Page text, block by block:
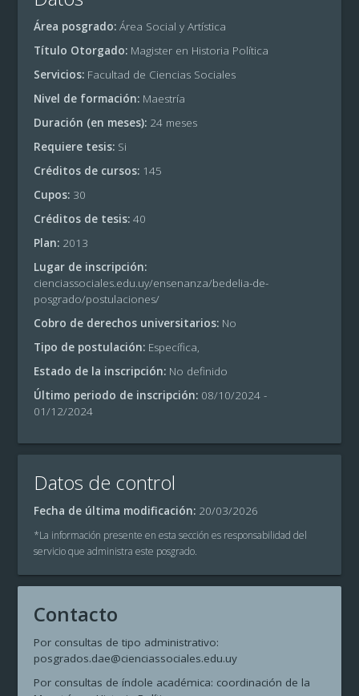
Área posgrado: Área Social y Artística
Título Otorgado: Magister en Historia Política
Servicios: Facultad de Ciencias Sociales
Nivel de formación: Maestría
Duración (en meses): 24 meses
Requiere tesis: Si
Créditos de cursos: 145
Cupos: 30
Créditos de tesis:40
Plan: 2013
Lugar de inscripción:
cienciassociales.edu.uy/ensenanza/bedelia-de-
posgrado/postulaciones/
Cobro de derechos universitarios: No
Tipo de postulación: Específica,
Estado de la inscripción: No definido
Último periodo de inscripción: 08/10/2024 -
01/12/2024
Datos de control
Fecha de última modificación: 20/03/2026
*La información presente en esta sección es responsabilidad del
servicio que administra este posgrado.
Contacto
Por consultas de tipo administrativo:
posgrados.dae@cienciassociales.edu.uy
Por consultas de índole académica: coordinación de la